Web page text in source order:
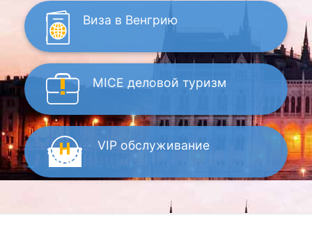
Виза в Венгрию
MICE деловой туризм
VIP обслуживание